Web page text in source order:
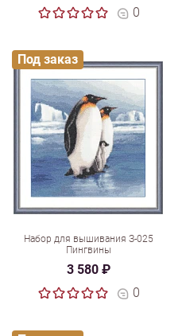
0
Набор для вышивания З-025
Пингвины
3 580 ₽
0
Под заказ